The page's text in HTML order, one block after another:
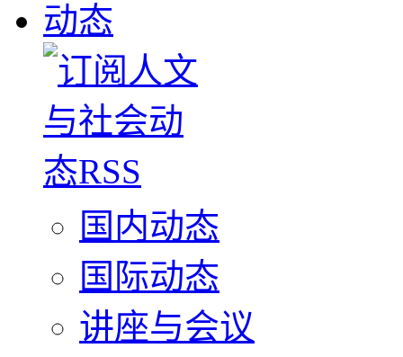
动态
国内动态
国际动态
讲座与会议